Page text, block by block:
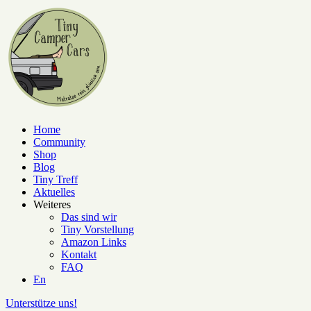
Home
Community
Shop
Blog
Tiny Treff
Aktuelles
Weiteres
Das sind wir
Tiny Vorstellung
Amazon Links
Kontakt
FAQ
En
Unterstütze uns!